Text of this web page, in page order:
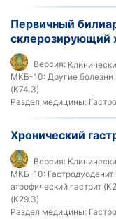
Первичный
склерозирующий
Версия:
МКБ-10: Другие
(K74.3)
Раздел медицины:
Хронический
Версия:
МКБ-10:
атрофический гастрит
(K29.3)
Раздел медицины: